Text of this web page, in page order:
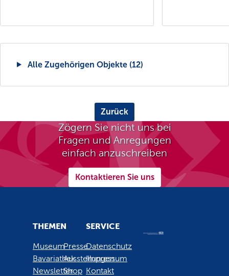
Alle Zugehörigen Objekte (12)
Zurück
Zögern Sie nicht uns bei
Fragen und Anregungen
einfach anzuschreiben
Kontaktieren Sie uns
THEMEN
Museum
Bavariathek
Newsletter
Presse
Ausstellungen
Shop
SERVICE
Datenschutz
Impressum
Kontakt